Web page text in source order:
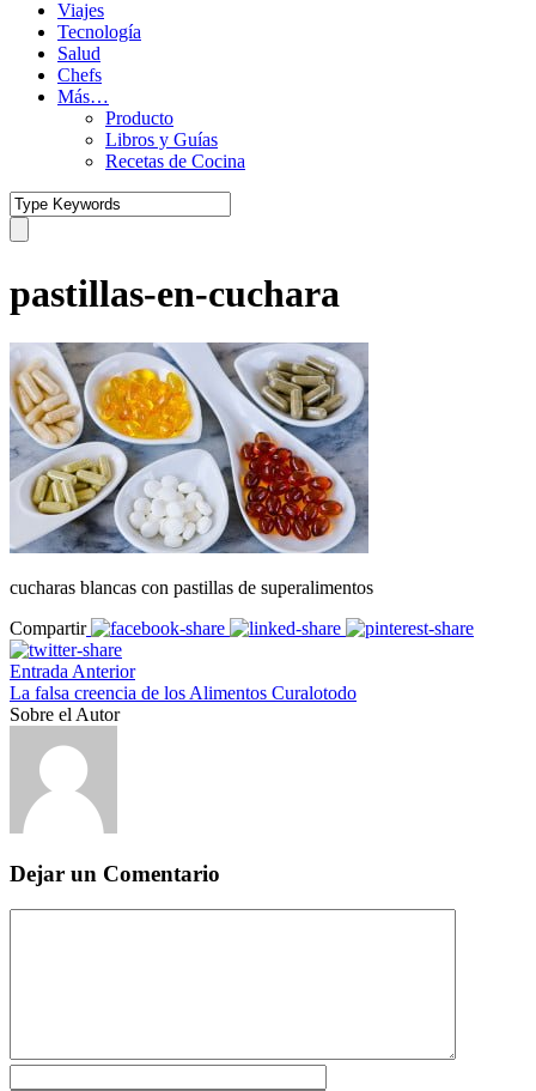
Viajes
Tecnología
Salud
Chefs
Más…
Producto
Libros y Guías
Recetas de Cocina
pastillas-en-cuchara
cucharas blancas con pastillas de superalimentos
Compartir
Entrada Anterior
La falsa creencia de los Alimentos Curalotodo
Sobre el Autor
Dejar un Comentario